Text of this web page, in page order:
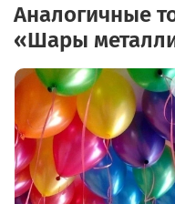
Аналогичные
«Шары